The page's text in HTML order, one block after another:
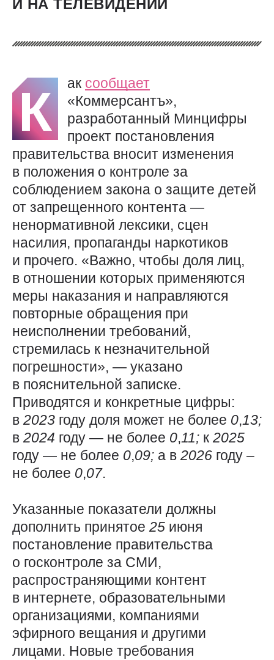
И НА ТЕЛЕВИДЕНИИ
К ак сообщает
«Коммерсантъ»,
разработанный Минцифры
проект постановления
правительства вносит изменения
в положения о контроле за
соблюдением закона о защите детей
от запрещенного контента —
ненормативной лексики, сцен
насилия, пропаганды наркотиков
и прочего. «Важно, чтобы доля лиц,
в отношении которых применяются
меры наказания и направляются
повторные обращения при
неисполнении требований,
стремилась к незначительной
погрешности», — указано
в пояснительной записке.
Приводятся и конкретные цифры:
в 2023 году доля может не более 0,13;
в 2024 году — не более 0,11; к 2025
году — не более 0,09; а в 2026 году –
не более 0,07.
Указанные показатели должны
дополнить принятое 25 июня
постановление правительства
о госконтроле за СМИ,
распространяющими контент
в интернете, образовательными
организациями, компаниями
эфирного вещания и другими
лицами. Новые требования